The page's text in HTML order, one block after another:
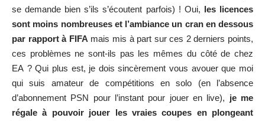
se demande bien s’ils s’écoutent parfois) ! Oui, les licences
sont moins nombreuses et l’ambiance un cran en dessous
par rapport à FIFA mais mis à part sur ces 2 derniers points,
ces problèmes ne sont-ils pas les mêmes du côté de chez
EA ? Qui plus est, je dois sincèrement vous avouer que moi
qui suis amateur de compétitions en solo (en l’absence
d’abonnement PSN pour l’instant pour jouer en live), je me
régale à pouvoir jouer les vraies coupes en plongeant